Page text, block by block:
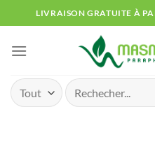
au
contenu
LIVRAISON GRATUITE À
Recherche
pour :